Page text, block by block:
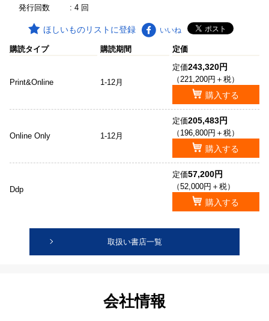
発行回数
: 4 回
ほしいものリストに登録 いいね
購読タイプ 購読期間 定価
Print&Online 1-12月
定価243,320円
（221,200円＋税）
購入する
Online Only 1-12月
定価205,483円
（196,800円＋税）
購入する
Ddp
定価57,200円
（52,000円＋税）
購入する
取扱い書店一覧
会社情報